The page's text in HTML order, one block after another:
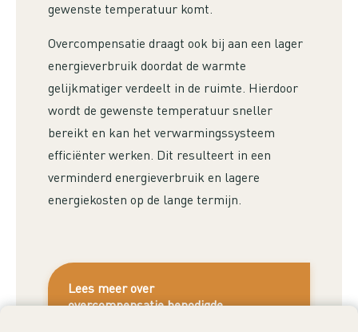
gewenste temperatuur komt.
Overcompensatie draagt ook bij aan een lager
energieverbruik doordat de warmte
gelijkmatiger verdeelt in de ruimte. Hierdoor
wordt de gewenste temperatuur sneller
bereikt en kan het verwarmingssysteem
efficiënter werken. Dit resulteert in een
verminderd energieverbruik en lagere
energiekosten op de lange termijn.
Lees meer over
overcompensatie benodigde